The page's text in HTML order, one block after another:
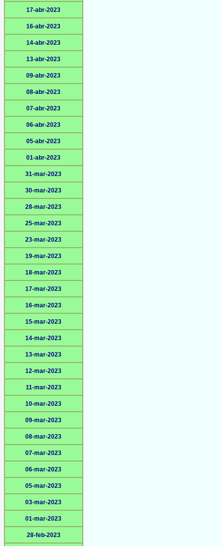
17-abr-2023
16-abr-2023
14-abr-2023
13-abr-2023
09-abr-2023
08-abr-2023
07-abr-2023
06-abr-2023
05-abr-2023
01-abr-2023
31-mar-2023
30-mar-2023
28-mar-2023
25-mar-2023
23-mar-2023
19-mar-2023
18-mar-2023
17-mar-2023
16-mar-2023
15-mar-2023
14-mar-2023
13-mar-2023
12-mar-2023
11-mar-2023
10-mar-2023
09-mar-2023
08-mar-2023
07-mar-2023
06-mar-2023
05-mar-2023
03-mar-2023
01-mar-2023
28-feb-2023